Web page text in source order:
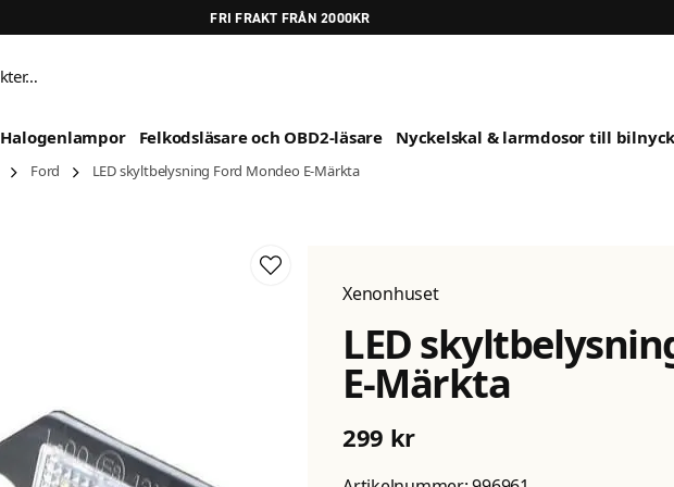
FRI FRAKT FRÅN 2000KR
Halogenlampor Felkodsläsare och OBD2-läsare Nyckelskal & larmdosor till
Ford LED skyltbelysning Ford Mondeo E-Märkta
Xenonhuset
LED
E-Märkta
299 kr